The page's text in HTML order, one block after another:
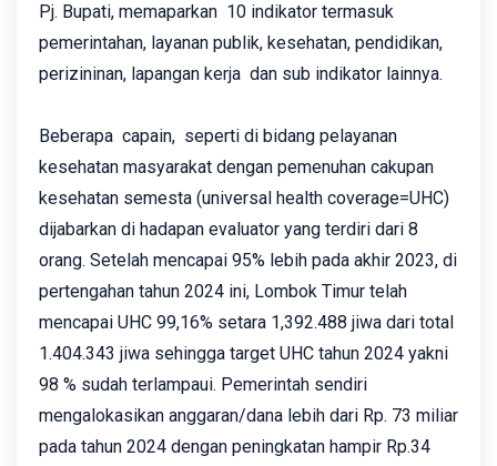
Pj. Bupati, memaparkan 10 indikator termasuk
pemerintahan, layanan publik, kesehatan, pendidikan,
perizininan, lapangan kerja dan sub indikator lainnya.
Beberapa capain, seperti di bidang pelayanan
kesehatan masyarakat dengan pemenuhan cakupan
kesehatan semesta (universal health coverage=UHC)
dijabarkan di hadapan evaluator yang terdiri dari 8
orang. Setelah mencapai 95% lebih pada akhir 2023, di
pertengahan tahun 2024 ini, Lombok Timur telah
mencapai UHC 99,16% setara 1,392.488 jiwa dari total
1.404.343 jiwa sehingga target UHC tahun 2024 yakni
98 % sudah terlampaui. Pemerintah sendiri
mengalokasikan anggaran/dana lebih dari Rp. 73 miliar
pada tahun 2024 dengan peningkatan hampir Rp.34